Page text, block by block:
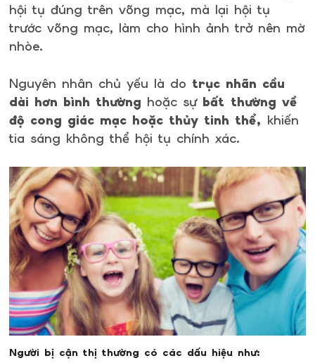
hội tụ đúng trên võng mạc, mà lại hội tụ
trước võng mạc, làm cho hình ảnh trở nên mờ
nhòe.
Nguyên nhân chủ yếu là do trục nhãn cầu
dài hơn bình thường hoặc sựbất thường về
độ cong giác mạc hoặc thủy tinh thể, khiến
tia sáng không thể hội tụ chính xác.
Người bị cận thị thường có các dấu hiệu như: